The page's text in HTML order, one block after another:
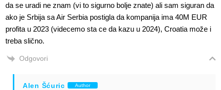
da se uradi ne znam (vi to sigurno bolje znate) ali sam siguran da
ako je Srbija sa Air Serbia postigla da kompanija ima 40M EUR
profita u 2023 (videcemo sta ce da kazu u 2024), Croatia može i
treba slično.
Odgovori
Alen Šćuric Author